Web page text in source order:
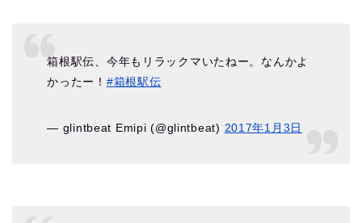
箱根駅伝、今年もリラックマいたねー。なんかよ
かったー！ #箱根駅伝
— glintbeat Emipi (@glintbeat) 2017年1月3日